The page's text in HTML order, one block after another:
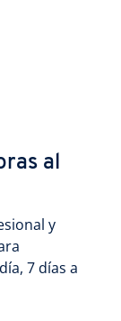
al
y
7 días a